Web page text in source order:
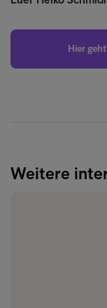
Hier
Weitere